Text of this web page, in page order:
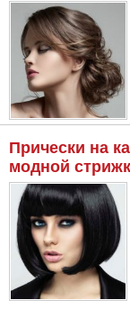
Прически на
модной